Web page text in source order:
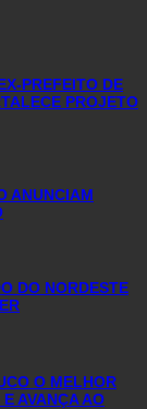
PREFEITO DE
PROJETO
ANUNCIAM
DO NORDESTE
O MELHOR
AVANÇA AO